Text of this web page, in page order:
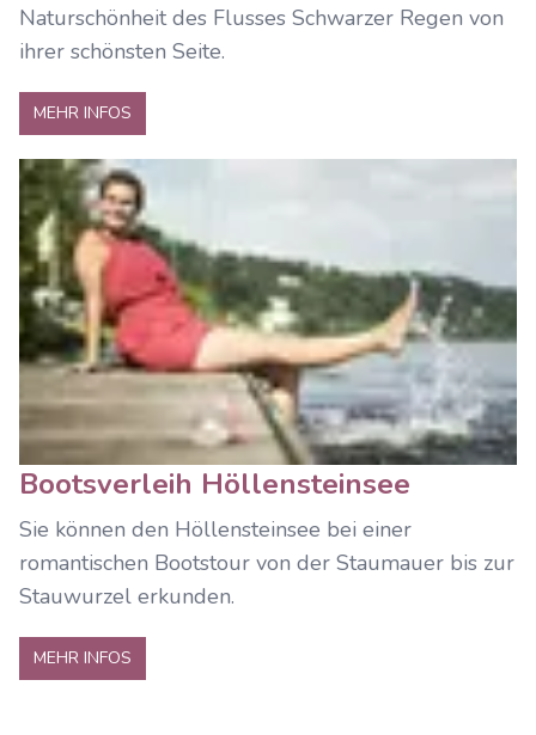
Naturschönheit des Flusses Schwarzer Regen von
ihrer schönsten Seite.
MEHR INFOS
Bootsverleih Höllensteinsee
Sie können den Höllensteinsee bei einer
romantischen Bootstour von der Staumauer bis zur
Stauwurzel erkunden.
MEHR INFOS